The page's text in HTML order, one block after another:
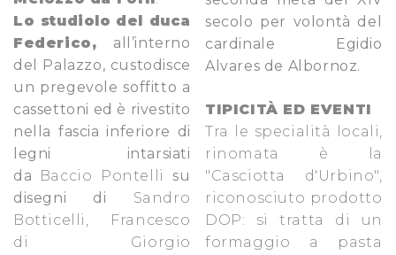
Lo studiolo del duca
Federico, all’interno
del Palazzo, custodisce
un pregevole soffitto a
cassettoni ed è rivestito
nella fascia inferiore di
legni intarsiati
da
Baccio Pontelli
su
disegni di Sandro
Botticelli , Francesco
di Giorgio
secolo per volontà del
cardinale Egidio
Alvares de Albornoz.
TIPICITÀ ED EVENTI
Tra le specialità locali,
rinomata è la
"Casciotta d'Urbino",
riconosciuto prodotto
DOP: si tratta di un
formaggio a pasta